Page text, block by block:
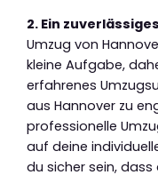
2. Ein
Umzug von
kleine Aufgabe,
erfahrenes
aus Hannover zu
professionelle
auf deine
du sicher sein,